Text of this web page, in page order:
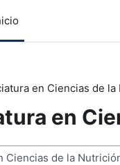
en Ciencias de
en